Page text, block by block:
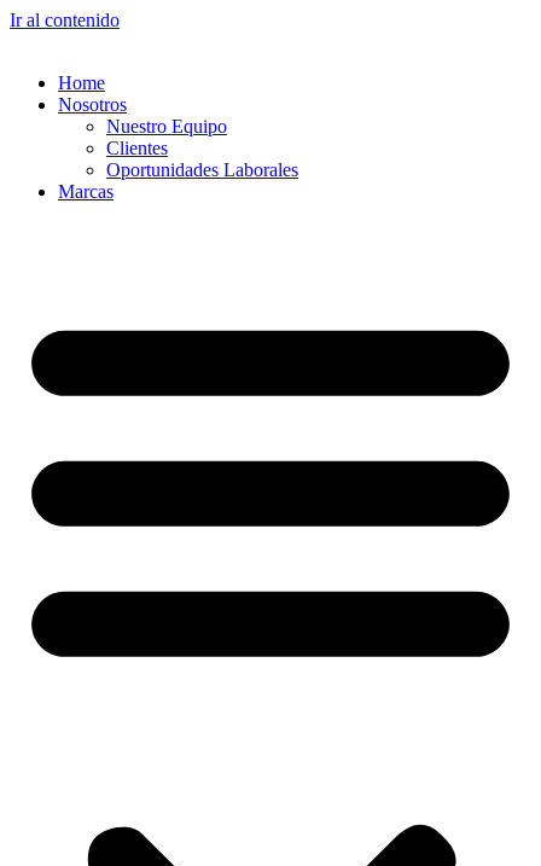
Ir al contenido
Home
Nosotros
Nuestro Equipo
Clientes
Oportunidades Laborales
Marcas